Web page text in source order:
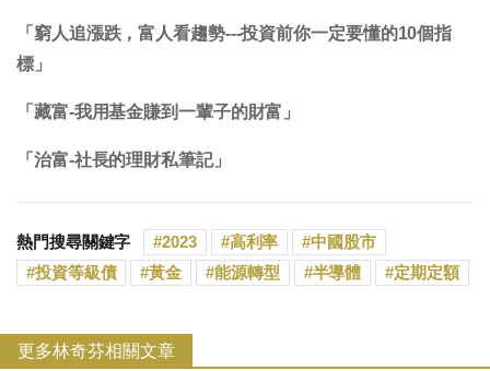
「窮人追漲跌，富人看趨勢---投資前你一定要懂的10個指
標」
「藏富-我用基金賺到一輩子的財富」
「治富-社長的理財私筆記」
熱門搜尋關鍵字 2023 高利率
中國股市
投資等級債
黃金 能源轉型 半導體 定期定額
更多林奇芬相關文章